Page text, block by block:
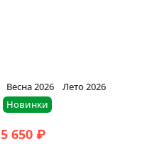
Весна 2026
Лето 2026
Новинки
5 650 ₽